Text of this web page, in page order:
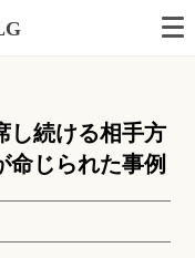
し続ける相手方
命じられた事例